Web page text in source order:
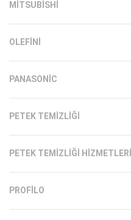
MITSUBISHI
OLEFINI
PANASONIC
PETEK TEMIZLIĞI
PETEK TEMIZLIĞI HIZMETLERI
PROFILO